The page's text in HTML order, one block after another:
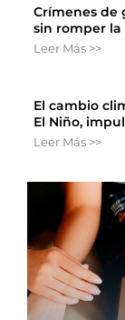
Crímenes de
sin romper
Leer Más >>
El cambio
El Niño,
Leer Más >>